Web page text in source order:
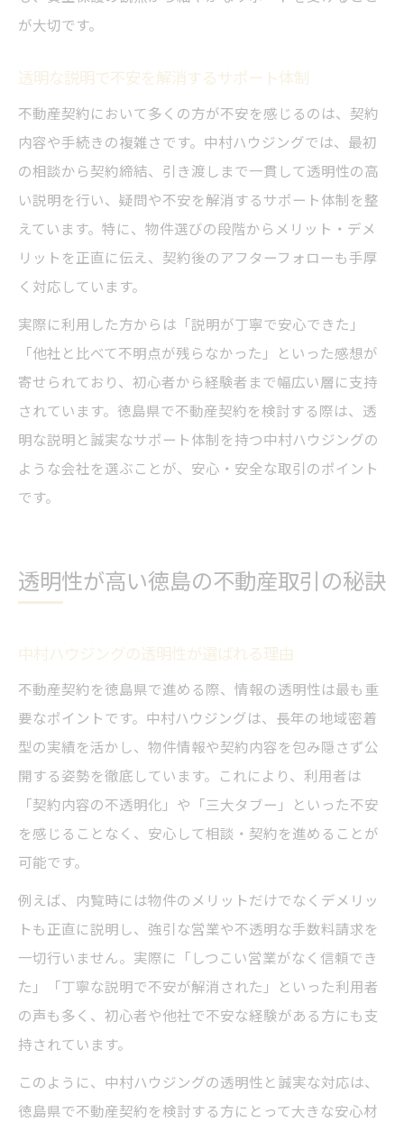
が大切です。
透明な説明で不安を解消するサポート体制
不動産契約において多くの方が不安を感じるのは、契約
内容や手続きの複雑さです。中村ハウジングでは、最初
の相談から契約締結、引き渡しまで一貫して透明性の高
い説明を行い、疑問や不安を解消するサポート体制を整
えています。特に、物件選びの段階からメリット・デメ
リットを正直に伝え、契約後のアフターフォローも手厚
く対応しています。
実際に利用した方からは「説明が丁寧で安心できた」
「他社と比べて不明点が残らなかった」といった感想が
寄せられており、初心者から経験者まで幅広い層に支持
されています。徳島県で不動産契約を検討する際は、透
明な説明と誠実なサポート体制を持つ中村ハウジングの
ような会社を選ぶことが、安心・安全な取引のポイント
です。
透明性が高い徳島の不動産取引の秘訣
中村ハウジングの透明性が選ばれる理由
不動産契約を徳島県で進める際、情報の透明性は最も重
要なポイントです。中村ハウジングは、長年の地域密着
型の実績を活かし、物件情報や契約内容を包み隠さず公
開する姿勢を徹底しています。これにより、利用者は
「契約内容の不透明化」や「三大タブー」といった不安
を感じることなく、安心して相談・契約を進めることが
可能です。
例えば、内覧時には物件のメリットだけでなくデメリッ
トも正直に説明し、強引な営業や不透明な手数料請求を
一切行いません。実際に「しつこい営業がなく信頼でき
た」「丁寧な説明で不安が解消された」といった利用者
の声も多く、初心者や他社で不安な経験がある方にも支
持されています。
このように、中村ハウジングの透明性と誠実な対応は、
徳島県で不動産契約を検討する方にとって大きな安心材